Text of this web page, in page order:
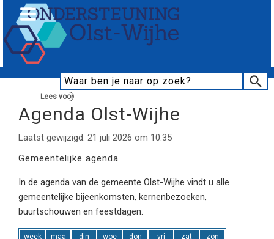
Lees voor
Agenda Olst-Wijhe
Laatst gewijzigd: 21 juli 2026 om 10:35
Gemeentelijke agenda
In de agenda van de gemeente Olst-Wijhe vindt u alle
gemeentelijke bijeenkomsten, kernenbezoeken,
buurtschouwen en feestdagen.
week maa din woe don vri zat
zon